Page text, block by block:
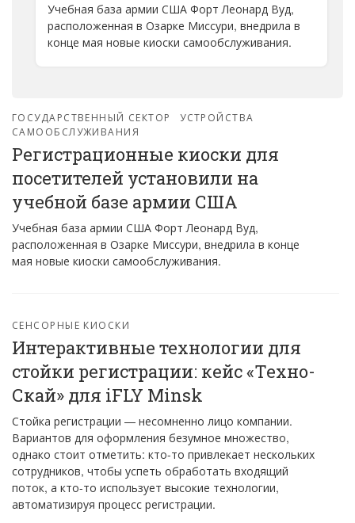
Учебная база армии США Форт Леонард Вуд,
расположенная в Озарке Миссури, внедрила в
конце мая новые киоски самообслуживания.
ГОСУДАРСТВЕННЫЙ СЕКТОР
УСТРОЙСТВА
САМООБСЛУЖИВАНИЯ
Регистрационные киоски для
посетителей установили на
учебной базе армии США
Учебная база армии США Форт Леонард Вуд,
расположенная в Озарке Миссури, внедрила в конце
мая новые киоски самообслуживания.
СЕНСОРНЫЕ КИОСКИ
Интерактивные технологии для
стойки регистрации: кейс «Техно-
Скай» для iFLY Minsk
Стойка регистрации — несомненно лицо компании.
Вариантов для оформления безумное множество,
однако стоит отметить: кто-то привлекает нескольких
сотрудников, чтобы успеть обработать входящий
поток, а кто-то использует высокие технологии,
автоматизируя процесс регистрации.